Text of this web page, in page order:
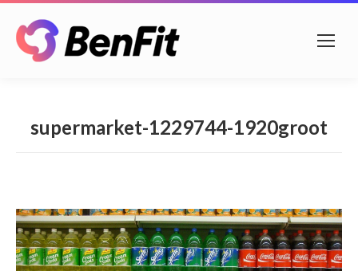
supermarket-1229744-1920groot